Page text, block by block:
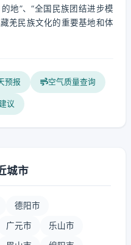
地”、“全国民族团结进步模
羌民族文化的重要基地和体
预报 空气质量查询
议
城市
德阳市
广元市 乐山市